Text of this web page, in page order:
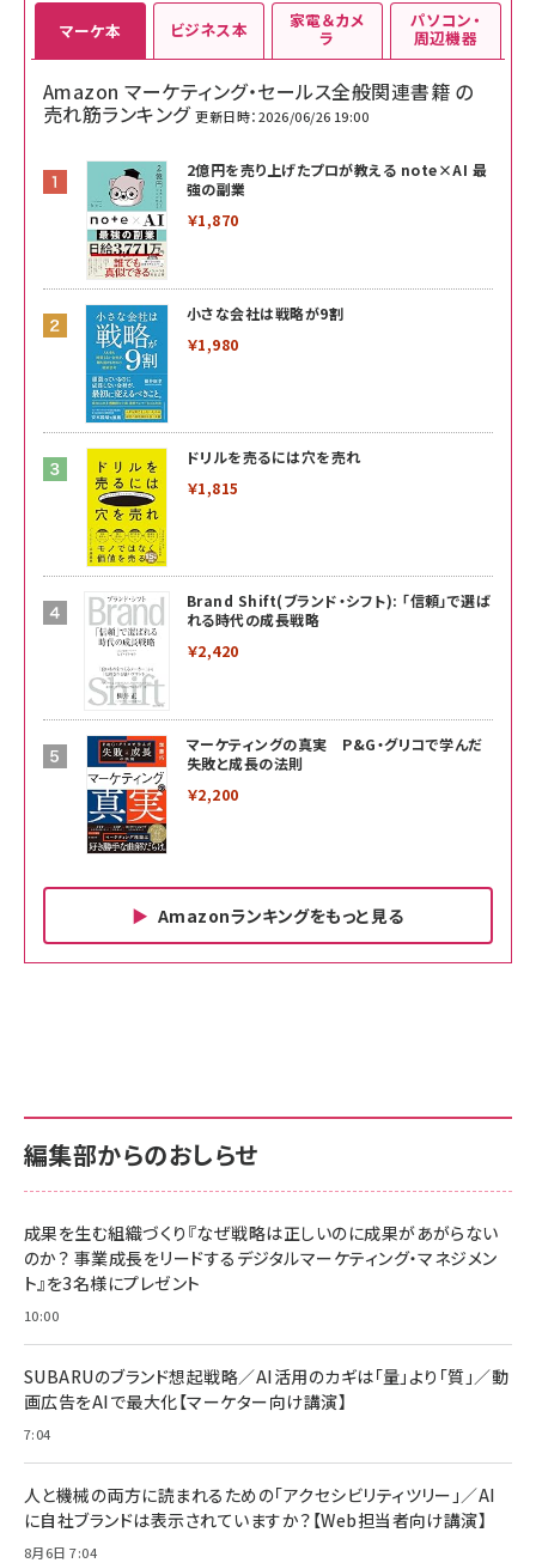
マーケ本
Amazon マーケティング・セールス全般関連書籍 の
売れ筋ランキング 更新日時：2026/06/26 19:00
2億円を売り上げたプロが教える note×AI 最
強の副業
￥1,870
小さな会社は戦略が9割
￥1,980
ドリルを売るには穴を売れ
￥1,815
Brand Shift(ブランド・シフト): 「信頼」で選ば
れる時代の成長戦略
￥2,420
マーケティングの真実 P&G・グリコで学んだ
失敗と成長の法則
￥2,200
Amazonランキングをもっと見る
ビジネス本
￥880
anan(アンアン)2026/06/24号 No.2500増刊
スペシャルエディション[王道エンタメの矜持／
￥1,100
anan(アンアン)2026/07/08号 No.2502[2026
￥880
ママ投資家が育休中に１億貯めた株式投資
組織の成果を最大化する ルールのデザイン
￥1,980
家電＆カメ
ラ
内サポート正規品 メーカー保証5年
KLMEA128G
NIMASO ガラスフィルム iPhone 17 用 保護フィ
すい ガイド枠付き いPhone17 (6.3インチ) 対応
2枚セット DSP25F1698
￥1,599
￥6,980
全ワイヤレスイヤホン/アクティブノイズキャンセリ
技術基準適合】ブラック
￥5,990
パソコン・
周辺機器
内サポート正規品 メーカー保証5年
KLMEA128G
Amazon eギフトカード - Amazonロゴ - クラ
￥5,000
Anker PowerLine III Flow USB-C & USB-C
Pro/Air 各種対応 (1.8m ミッドナイトブラック)
￥1,890
サッポロ 生ビール 黒ラベル 350ml 缶 24本 ビー
ル ケース買い【6/30応募〆切! 黒ラベルビヤセラー
編集部からのおしらせ
成果を生む組織づくり『なぜ戦略は正しいのに成果があがらない
のか？ 事業成長をリードするデジタルマーケティング・マネジメン
ト』を3名様にプレゼント
10:00
SUBARUのブランド想起戦略／AI活用のカギは「量」より「質」／動
画広告をAIで最大化【マーケター向け講演】
7:04
人と機械の両方に読まれるための「アクセシビリティツリー」／AI
に自社ブランドは表示されていますか？【Web担当者向け講演】
8月6日 7:04